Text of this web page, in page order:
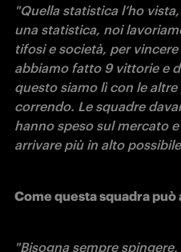
"Quella statistica l’ho
una statistica, noi
tifosi e società, per
abbiamo fatto 9 vittorie e
questo siamo lì con le
correndo. Le squadre
hanno speso sul mercato
arrivare più in alto
Come questa squadra può
"Bisogna sempre